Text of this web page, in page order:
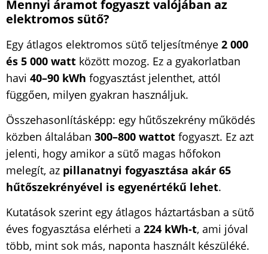
Mennyi áramot fogyaszt valójában az
elektromos sütő?
Egy átlagos elektromos sütő teljesítménye 2 000
és 5 000 watt között mozog. Ez a gyakorlatban
havi 40–90 kWh fogyasztást jelenthet, attól
függően, milyen gyakran használjuk.
Összehasonlításképp: egy hűtőszekrény működés
közben általában 300–800 wattot fogyaszt. Ez azt
jelenti, hogy amikor a sütő magas hőfokon
melegít, az pillanatnyi fogyasztása akár 65
hűtőszekrényével is egyenértékű lehet.
Kutatások szerint egy átlagos háztartásban a sütő
éves fogyasztása elérheti a 224 kWh-t, ami jóval
több, mint sok más, naponta használt készüléké.